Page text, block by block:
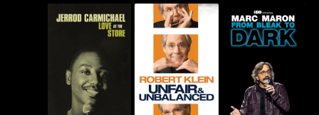
مارك مارون: فروم بليك تو
دارك
روبيرت كلين: أنفير آند
أنبالانسد
جيرود كارمايكل: لوف أت ذا
ستور